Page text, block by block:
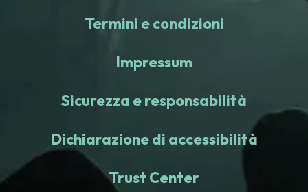
Termini e condizioni
Impressum
Sicurezza e responsabilità
Dichiarazione di accessibilità
Trust Center